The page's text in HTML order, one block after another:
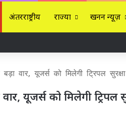
अंतरराष्ट्रीय राज्यों खनन न्यूज़
वार, यूजर्स को मिलेगी ट्रिपल सुरक्षा
यूजर्स को मिलेगी ट्रिपल